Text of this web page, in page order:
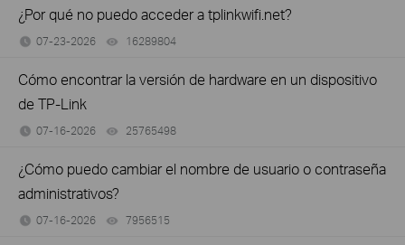
¿Por qué no puedo acceder a tplinkwifi.net?
07-23-2026 16289804
Cómo encontrar la versión de hardware en un dispositivo
de TP-Link
07-16-2026 25765498
¿Cómo puedo cambiar el nombre de usuario o contraseña
administrativos?
07-16-2026 7956515